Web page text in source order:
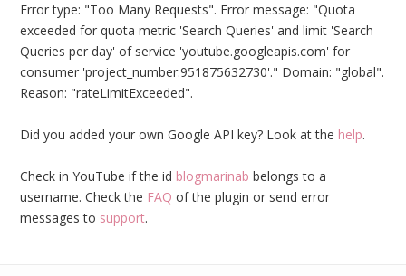
Error type: "Too Many Requests". Error message: "Quota
exceeded for quota metric 'Search Queries' and limit 'Search
Queries per day' of service 'youtube.googleapis.com' for
consumer 'project_number:951875632730'." Domain: "global".
Reason: "rateLimitExceeded".
Did you added your own Google API key? Look at the help.
Check in YouTube if the id blogmarinab belongs to a
username. Check the FAQ of the plugin or send error
messages to support.